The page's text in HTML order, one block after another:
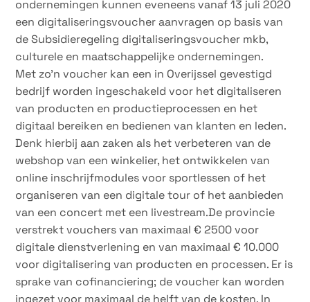
ondernemingen kunnen eveneens vanaf 13 juli 2020
een digitaliseringsvoucher aanvragen op basis van
de Subsidieregeling digitaliseringsvoucher mkb,
culturele en maatschappelijke ondernemingen.
Met zo’n voucher kan een in Overijssel gevestigd
bedrijf worden ingeschakeld voor het digitaliseren
van producten en productieprocessen en het
digitaal bereiken en bedienen van klanten en leden.
Denk hierbij aan zaken als het verbeteren van de
webshop van een winkelier, het ontwikkelen van
online inschrijfmodules voor sportlessen of het
organiseren van een digitale tour of het aanbieden
van een concert met een livestream.De provincie
verstrekt vouchers van maximaal € 2500 voor
digitale dienstverlening en van maximaal € 10.000
voor digitalisering van producten en processen. Er is
sprake van cofinanciering; de voucher kan worden